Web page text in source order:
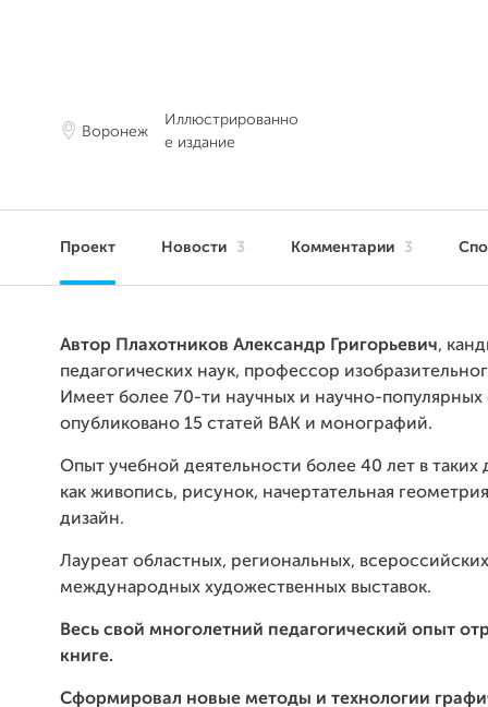
Воронеж
Иллюстрированно
е издание
Проект Новости 3 Комментарии 3
Автор Плахотников Александр Григорьевич,
педагогических наук, профессор
Имеет более 70-ти научных и научно-популярных
опубликовано 15 статей ВАК и монографий.
Опыт учебной деятельности более 40 лет в таких
как живопись, рисунок, начертательная
дизайн.
Лауреат областных, региональных,
международных художественных выставок.
Весь свой многолетний педагогический опыт
книге.
Сформировал новые методы и технологии